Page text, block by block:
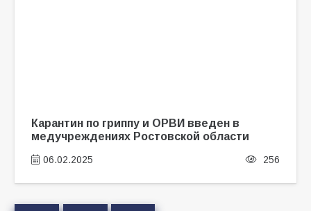
Карантин по гриппу и ОРВИ введен в
медучреждениях Ростовской области
06.02.2025 256